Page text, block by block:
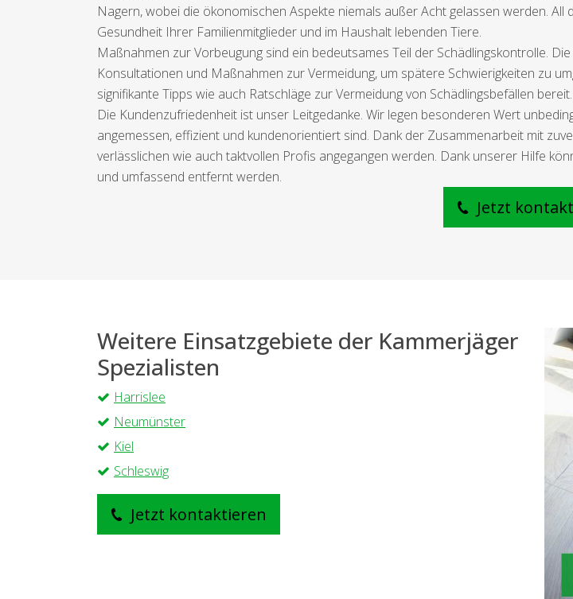
Nagern, wobei die ökonomischen Aspekte niemals außer Acht gelassen werden.
Gesundheit Ihrer Familienmitglieder und im Haushalt lebenden Tiere.
Maßnahmen zur Vorbeugung sind ein bedeutsames Teil der Schädlingskontrolle.
Konsultationen und Maßnahmen zur Vermeidung, um spätere Schwierigkeiten zu
signifikante Tipps wie auch Ratschläge zur Vermeidung von Schädlingsbefällen bereit.
Die Kundenzufriedenheit ist unser Leitgedanke. Wir legen besonderen Wert
angemessen, effizient und kundenorientiert sind. Dank der Zusammenarbeit mit
verlässlichen wie auch taktvollen Profis angegangen werden. Dank unserer Hilfe
und umfassend entfernt werden.
Jetzt
Weitere Einsatzgebiete der Kammerjäger
Spezialisten
Harrislee
Neumünster
Kiel
Schleswig
Jetzt kontaktieren